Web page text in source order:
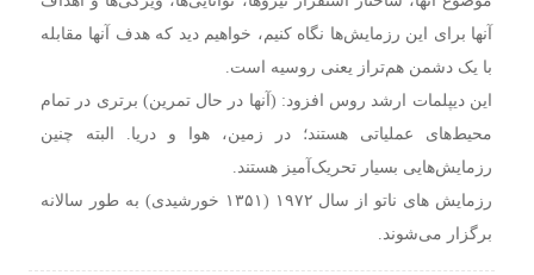
آنها برای این رزمایش‌ها نگاه کنیم، خواهیم دید که هدف آنها مقابله
با یک دشمن هم‌تراز یعنی روسیه است.
این دیپلمات ارشد روس افزود: (آنها در حال تمرین) برتری در تمام
محیط‌های عملیاتی هستند؛ در زمین، هوا و دریا. البته چنین
رزمایش‌هایی بسیار تحریک‌آمیز هستند.
رزمایش های ناتو از سال ۱۹۷۲ (۱۳۵۱ خورشیدی) به طور سالانه
برگزار می‌شوند.